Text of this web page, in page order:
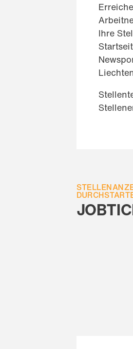
Ihre